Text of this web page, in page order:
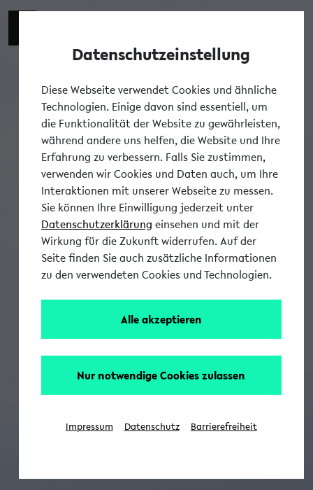
Datenschutzeinstellung
Diese Webseite verwendet Cookies und ähnliche
Technologien. Einige davon sind essentiell, um
die Funktionalität der Website zu gewährleisten,
während andere uns helfen, die Website und Ihre
Erfahrung zu verbessern. Falls Sie zustimmen,
verwenden wir Cookies und Daten auch, um Ihre
Interaktionen mit unserer Webseite zu messen.
Sie können Ihre Einwilligung jederzeit unter
Datenschutzerklärung einsehen und mit der
Wirkung für die Zukunft widerrufen. Auf der
Seite finden Sie auch zusätzliche Informationen
zu den verwendeten Cookies und Technologien.
Alle akzeptieren
Nur notwendige Cookies zulassen
Impressum Datenschutz Barrierefreiheit